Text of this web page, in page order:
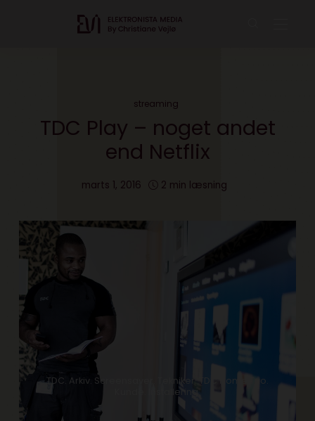
streaming
TDC Play – noget andet
end Netflix
marts 1, 2016 2 min læsning
TDC. Arkiv. Screensaver. Tekniker. TDC Home Trio.
Kunde. Installering.